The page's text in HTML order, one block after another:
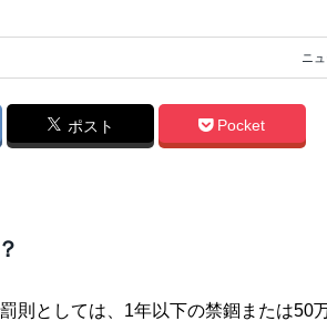
ニ
ポスト Pocket
則としては、1年以下の禁錮または50